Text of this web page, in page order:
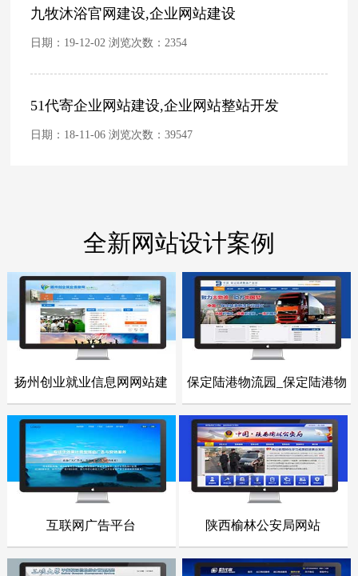
九牧沐浴官网建设,企业网站建设
日期：19-12-02 浏览次数： 2354
51代寄企业网站建设,企业网站整站开发
日期：18-11-06 浏览次数：39547
全新网站设计案例
- 网站建设案例 -
点击浏览
扬州创业就业信息网网站建
- 网站建设案例 -
点击浏览
保定陆港物流园_保定陆港物
- 网站建设案例 -
互联网广告平台 - 网站建设案例 -
陕西榆林公安局网站